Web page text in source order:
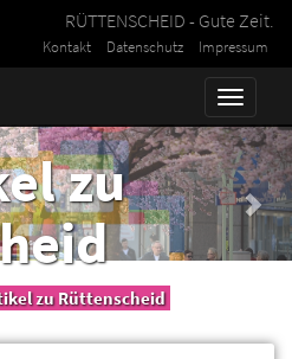
RÜTTENSCHEID - Gute Zeit.
Kontakt Datenschutz Impressum
Toggle
zu
zu Rüttenscheid